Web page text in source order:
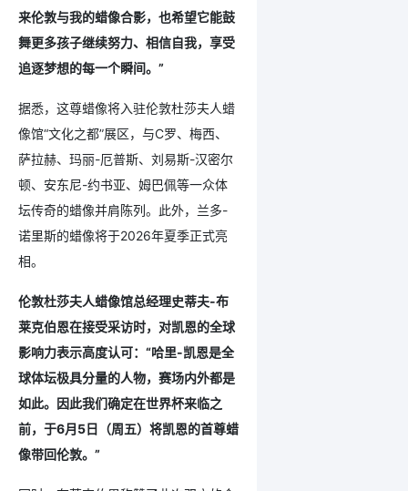
来伦敦与我的蜡像合影，也希望它能鼓
舞更多孩子继续努力、相信自我，享受
追逐梦想的每一个瞬间。”
据悉，这尊蜡像将入驻伦敦杜莎夫人蜡
像馆“文化之都”展区，与C罗、梅西、
萨拉赫、玛丽-厄普斯、刘易斯-汉密尔
顿、安东尼-约书亚、姆巴佩等一众体
坛传奇的蜡像并肩陈列。此外，兰多-
诺里斯的蜡像将于2026年夏季正式亮
相。
伦敦杜莎夫人蜡像馆总经理史蒂夫-布
莱克伯恩在接受采访时，对凯恩的全球
影响力表示高度认可：“哈里-凯恩是全
球体坛极具分量的人物，赛场内外都是
如此。因此我们确定在世界杯来临之
前，于6月5日（周五）将凯恩的首尊蜡
像带回伦敦。”